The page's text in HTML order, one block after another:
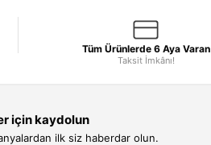
Tüm Ürünlerde 6 Aya Varan
Taksit İmkânı!
için kaydolun
ilk siz haberdar olun.